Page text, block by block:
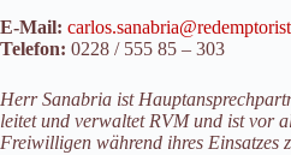
E-Mail:
Telefon: 0228 / 555 85 – 303
Herr Sanabria ist
leitet und verwaltet RVM und ist vor
Freiwilligen während ihres Einsatzes